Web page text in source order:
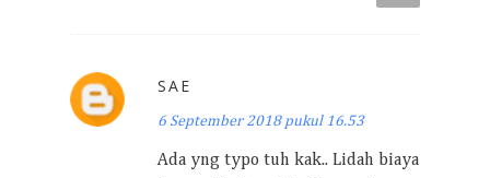
SAE
6 September 2018 pukul 16.53
Ada yng typo tuh kak.. Lidah biaya